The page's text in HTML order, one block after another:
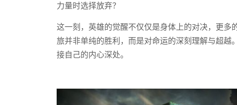
力量时选择放弃？
这一刻，英雄的觉醒不仅仅是身体上的对决，更
旅并非单纯的胜利，而是对命运的深刻理解与超
接自己的内心深处。